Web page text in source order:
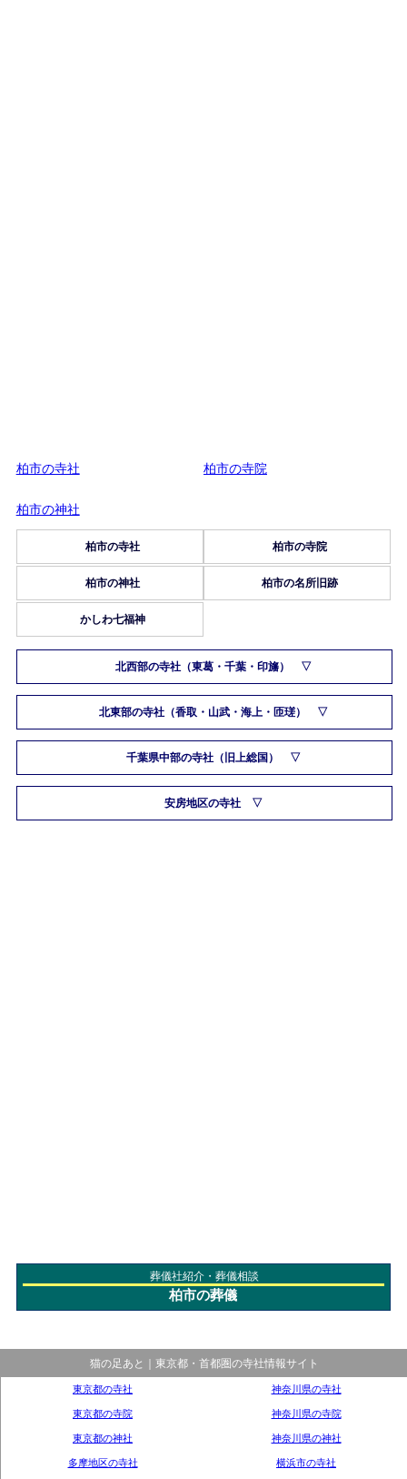
柏市の寺社 柏市の寺院
柏市の神社
柏市の寺社 柏市の寺院
柏市の神社 柏市の名所旧跡
かしわ七福神
北西部の寺社（東葛・千葉・印旛）
北東部の寺社（香取・山武・海上・匝瑳）
千葉県中部の寺社（旧上総国）
安房地区の寺社
葬儀社紹介・葬儀相談
柏市の葬儀
猫の足あと｜東京都・首都圏の寺社情報サイト
東京都の寺社
東京都の寺院
東京都の神社
多摩地区の寺社
神奈川県の寺社
神奈川県の寺院
神奈川県の神社
横浜市の寺社